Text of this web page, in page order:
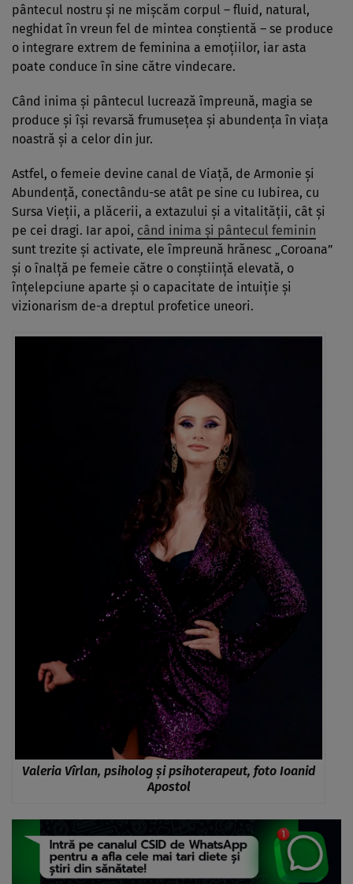
pântecul nostru și ne mișcăm corpul – fluid, natural,
neghidat în vreun fel de mintea conștientă – se produce
o integrare extrem de feminina a emoțiilor, iar asta
poate conduce în sine către vindecare.
Când inima și pântecul lucrează împreună, magia se
produce și își revarsă frumusețea și abundența în viața
noastră și a celor din jur.
Astfel, o femeie devine canal de Viață, de Armonie și
Abundență, conectându-se atât pe sine cu Iubirea, cu
Sursa Vieții, a plăcerii, a extazului și a vitalității, cât și
pe cei dragi. Iar apoi, când inima și pântecul feminin
sunt trezite și activate, ele împreună hrănesc „Coroana”
și o înalță pe femeie către o conștiință elevată, o
înțelepciune aparte și o capacitate de intuiție și
vizionarism de-a dreptul profetice uneori.
Valeria Vîrlan, psiholog și psihoterapeut, foto Ioanid
Apostol